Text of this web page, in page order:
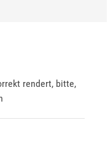
rendert, bitte,